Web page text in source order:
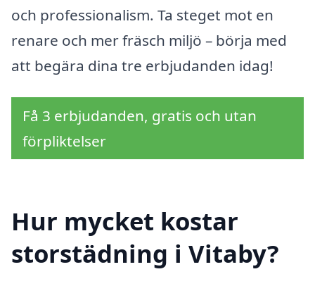
och professionalism. Ta steget mot en
renare och mer fräsch miljö – börja med
att begära dina tre erbjudanden idag!
Få 3 erbjudanden, gratis och utan
förpliktelser
Hur mycket kostar
storstädning i Vitaby?